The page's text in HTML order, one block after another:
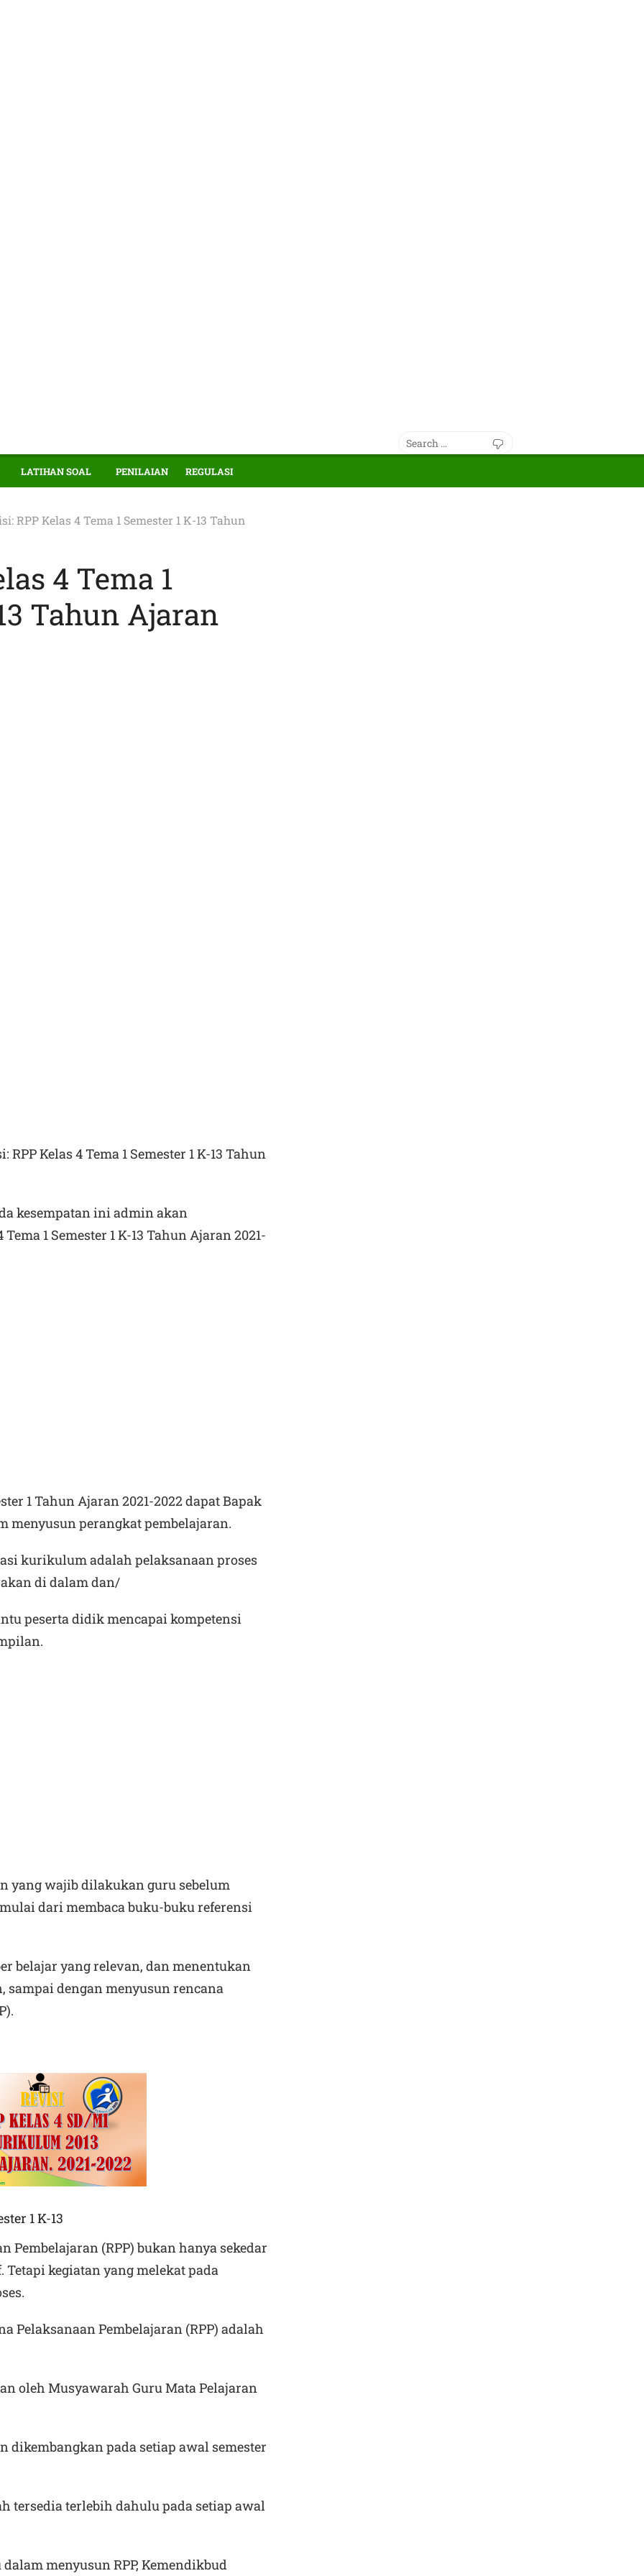
Search
Search
LATIHAN SOAL PENILAIAN REGULASI
RPP Kelas 4 Tema 1 Semester 1 K-13 Tahun
4 Tema 1
Tahun Ajaran
Kelas 4 Tema 1 Semester 1 K-13 Tahun
kesempatan ini admin akan
Tema 1 Semester 1 K-13 Tahun Ajaran 2021-
1 Tahun Ajaran 2021-2022dapat Bapak
menyusun perangkat pembelajaran.
kurikulum adalah pelaksanaan proses
di dalam dan/
peserta didik mencapai kompetensi
yang wajib dilakukan guru sebelum
dari membaca buku-buku referensi
belajar yang relevan, dan menentukan
dengan menyusun rencana
1 K-13
Pembelajaran (RPP) bukan hanya sekedar
kegiatan yang melekat pada
Pelaksanaan Pembelajaran (RPP) adalah
oleh Musyawarah Guru Mata Pelajaran
dikembangkan pada setiap awal semester
tersedia terlebih dahulu pada setiap awal
menyusun RPP, Kemendikbud